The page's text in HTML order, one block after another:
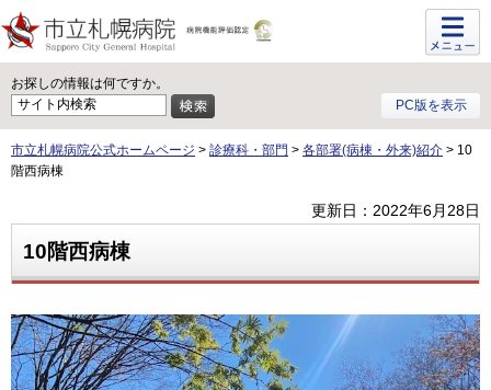
お探しの情報は何ですか。
PC版を表示
メニュ
ー
市立札幌病院公式ホームページ > 診療科・部門 > 各部署(病棟・外来)紹介 > 10
階西病棟
更新日：2022年6月28日
10階西病棟